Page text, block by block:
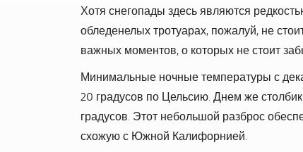
Хотя снегопады здесь являются
обледенелых тротуарах, пожалуй, не
важных моментов, о которых не стоит
Минимальные ночные температуры с
20 градусов по Цельсию. Днем же
градусов. Этот небольшой разброс
схожую с Южной Калифорнией.